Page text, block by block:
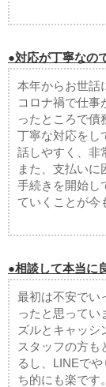
●対応が丁寧なの
本年からお世話
コロナ禍で仕事
ったところで債
丁寧な対応をし
話しやすく、非
また、支払いに
手続きを開始し
ていくことが今
●相談して本当に
最初は不安でい
ったと思ってい
ズルとキャッシ
スタッフの方も
るし、LINEで
ち的にも楽です